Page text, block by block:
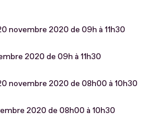
novembre 2020 de 09h à 11h30
de 09h à 11h30
novembre 2020 de 08h00 à 10h30
de 08h00 à 10h30